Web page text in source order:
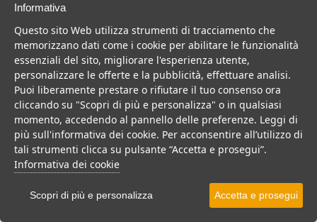
Puglia > Gargano > Vieste
107 Camere
Villaggio a Vieste, con piscina e animazione, ideale per famiglie
con bambini.
Villaggio Hotel
VEDI SU MAPPA
Informativa
Questo sito Web utilizza strumenti di tracciamento che
memorizzano dati come i cookie per abilitare le funzionalità
essenziali del sito, migliorare l'esperienza utente,
personalizzare le offerte e la pubblicità, effettuare analisi.
Puoi liberamente prestare o rifiutare il tuo consenso ora
cliccando su "Scopri di più e personalizza" o in qualsiasi
momento, accedendo al pannello delle preferenze. Leggi di
più sull'informativa dei cookie. Per acconsentire all’utilizzo di
tali strumenti clicca su pulsante “Accetta e prosegui”.
Informativa dei cookie
Scopri di più e personalizza Accetta e prosegui